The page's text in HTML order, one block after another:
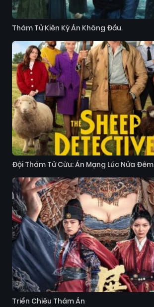
Thám Tử Kiên Kỳ Án Không Đầu
Đội Thám Tử Cừu: Án Mạng Lúc Nửa Đêm
Triển Chiêu Thám Án